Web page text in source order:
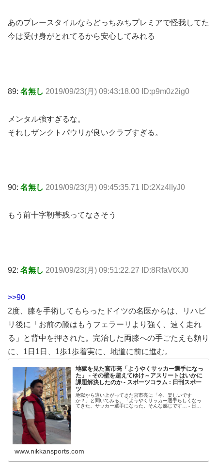
あのプレースタイルならどっちみちプレミアで怪我してた
今は受け身がとれてるから安心してみれる
89: 名無し 2019/09/23(月) 09:43:18.00 ID:p9m0z2ig0
メンタル強すぎるな。
それしザンクトパウリが良いクラブすぎる。
90: 名無し 2019/09/23(月) 09:45:35.71 ID:2Xz4lIyJ0
もう前十字靭帯残ってなさそう
92: 名無し 2019/09/23(月) 09:51:22.27 ID:8RfaVtXJ0
>>90
2度、膝を手術してもらったドイツの名医からは、リハビ
リ後に「お前の膝はもうフェラーリより強く、速く走れ
る」と背中を押された。完治した両膝への手ごたえも頼り
に、1日1日、1歩1歩着実に、地道に前に進む。
地獄を見た宮市亮「ようやくサッカー選手になっ
た」 - その壁を超えてゆけ～アスリートはいかに
課題解決したのか - スポーツコラム : 日刊スポー
ツ
地獄から這い上がってきた宮市亮に「今、楽しいです
か？」と聞いてみる。「ようやくサッカー選手らしくなっ
てきた、サッカー選手になった。そんな感じです… - 日刊
www.nikkansports.com